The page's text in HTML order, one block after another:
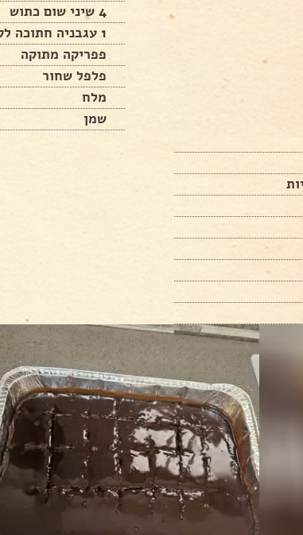
4 שיני שום כתוש
1 עגבניה חתוכה לקוביות
פפריקה מתוקה
פלפל שחור
מלח
שמן